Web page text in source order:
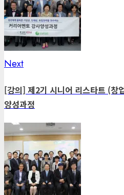
NextNext
[강의] 제2기 시니어 리스타트 (창
양성과정